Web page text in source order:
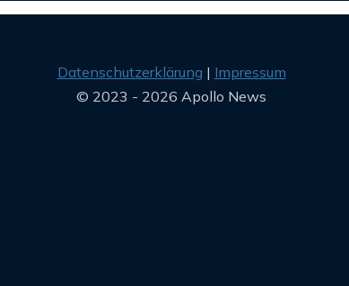
Datenschutzerklärung
Impressum
© 2023 - 2026 Apollo News